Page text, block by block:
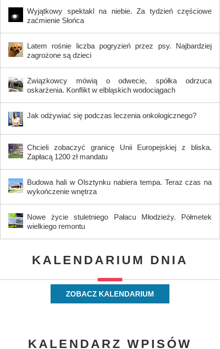
Wyjątkowy spektakl na niebie. Za tydzień częściowe
zaćmienie Słońca
Latem rośnie liczba pogryzień przez psy. Najbardziej
zagrożone są dzieci
Związkowcy mówią o odwecie, spółka odrzuca
oskarżenia. Konflikt w elbląskich wodociągach
Jak odżywiać się podczas leczenia onkologicznego?
Chcieli zobaczyć granicę Unii Europejskiej z bliska.
Zapłacą 1200 zł mandatu
Budowa hali w Olsztynku nabiera tempa. Teraz czas na
wykończenie wnętrza
Nowe życie stuletniego Pałacu Młodzieży. Półmetek
wielkiego remontu
KALENDARIUM DNIA
ZOBACZ KALENDARIUM
KALENDARZ WPISÓW